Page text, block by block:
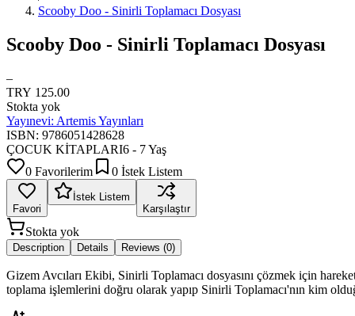
Scooby Doo - Sinirli Toplamacı Dosyası
Scooby Doo - Sinirli Toplamacı Dosyası
–
TRY 125.00
Stokta yok
Yayınevi: Artemis Yayınları
ISBN: 9786051428628
ÇOCUK KİTAPLARI6 - 7 Yaş
0 Favorilerim
0 İstek Listem
Favori
İstek Listem
Karşılaştır
Stokta yok
Description Details Reviews (0)
Gizem Avcıları Ekibi, Sinirli Toplamacı dosyasını çözmek için
toplama işlemlerini doğru olarak yapıp Sinirli Toplamacı'nın kim